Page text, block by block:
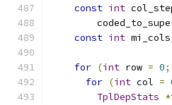
const int
const int
for (int row = 0;
for (int col =
TplDepStats *